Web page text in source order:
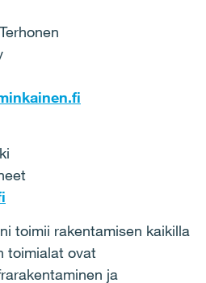
toimii rakentamisen kaikilla
toimialat ovat
ja